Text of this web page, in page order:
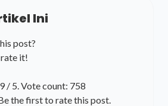
Ini
post?
it!
/ 5. Vote count: 758
the first to rate this post.